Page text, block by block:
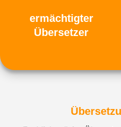
ermächtigter
Übersetzer